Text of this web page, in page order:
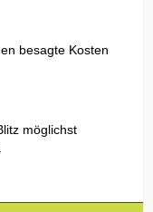
besagte Kosten
möglichst